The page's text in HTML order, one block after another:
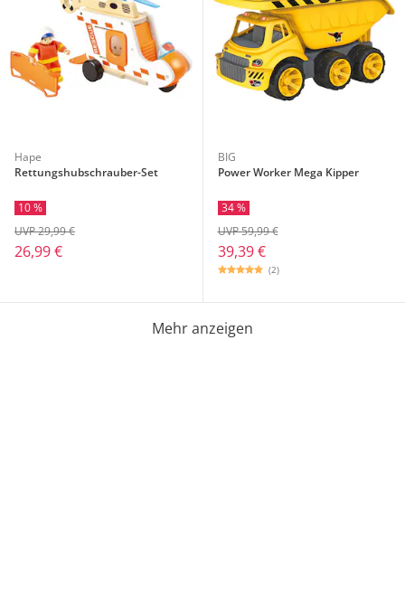
Hape
Rettungshubschrauber-Set
10 %
26,99 €
UVP 29,99 €
BIG
Power Worker Mega Kipper
34 %
39,39 €
UVP 59,99 €
(2)
Mehr anzeigen